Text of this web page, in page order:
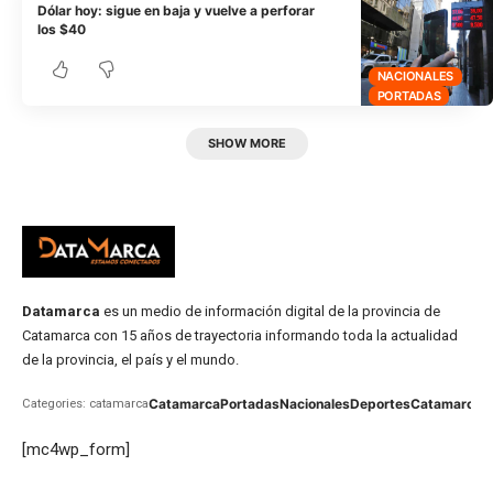
NACIONALES
PORTADAS
Dólar hoy: sigue en baja y vuelve a perforar
los $40
SHOW MORE
Datamarca es un medio de información digital de la provincia de
Catamarca con 15 años de trayectoria informando toda la actualidad
de la provincia, el país y el mundo.
Categories: catamarcaCatamarcaPortadasNacionalesDeportesCatamarca
[mc4wp_form]